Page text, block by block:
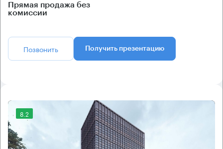
Прямая продажа без
комиссии
Позвонить Получить презентацию
8.2